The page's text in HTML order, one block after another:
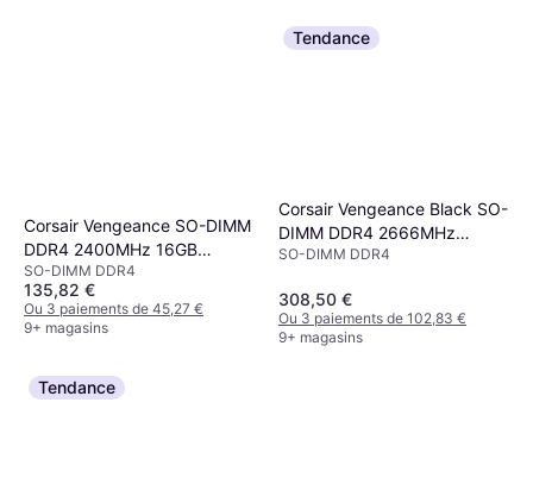
Corsair Vengeance SO-DIMM
DDR4 2400MHz 16GB
(CMSX16GX4M1A2400C16)
SO-DIMM DDR4
135,82 €
Ou 3 paiements de 45,27 €
9+ magasins
Tendance
Corsair Vengeance Black SO-
DIMM DDR4 2666MHz
2x16GB
SO-DIMM DDR4
308,50 €
Ou 3 paiements de 102,83 €
9+ magasins
Tendance